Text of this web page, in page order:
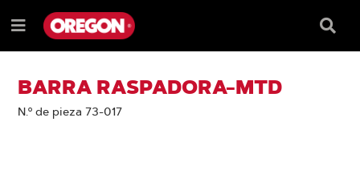
AL
CONTENIDO
AL
DE
Menú
de
BARRA RASPADORA-MTD
N.º de pieza 73-017